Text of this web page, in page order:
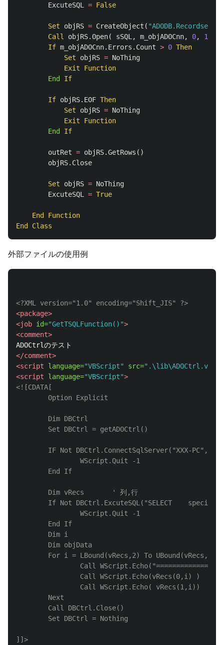
ExcuteSQL
= False
Set objRS = CreateObject ( "ADODB.Recordset"
Call
objRS.Open( sSQL , m_objADOCnn, 0, 1
If m_objADOCnn. Errors . Count > 0 Then
Set
objRS = NoThing
Exit
Function
End If
If objRS. EOF Then
Set
objRS = NoThing
Exit
Function
End If
outRet = objRS.GetRows ()
objRS. Close
Set objRS = NoThing
ExcuteSQL
= True
End Function
End Class
外部ファイルの使用例
<?XML version="1.0" encoding="Shift_JIS" ?>
<package>
<job id="GetTSQLFunction()">
<comment>
</comment>
<script
language="VBScript" src=".\lib\ADOCtrl.vbs"
<script
language="VBScript">
<![CDATA[
        Option Explicit
        Dim DBCtrl
        Set DBCtrl = getADOCtrl()
IF Not DBCtrl.ConnectSqlServer("XXX-
                WScript.Quit -1
        End If
        Dim vRecs       ' 列,行
If Not DBCtrl.ExcuteSQL("SELECT
                WScript.Quit -1
        End If
        Dim i
        Dim objData
        For i = LBound(vRecs,2) To UBound(vRecs,2)
Call
                Call WScript.Echo(vRecs(0,i) )
                Call WScript.Echo( vRecs(1,i))
        Next
        Call DBCtrl.Close()
        Set DBCtrl = Nothing
]]>